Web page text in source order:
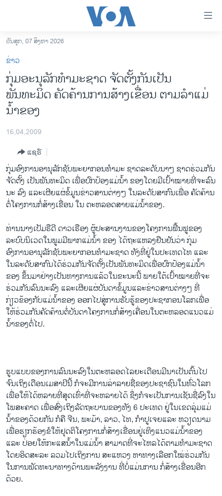
ເຂົ້າ
ຫາ
ຂ້າມ
ຂ້າມ
ຂ້າມ
ໄປ
ຫາ
ຊອກ
ລາວ
ອາເມຣິກາ
ການເລືອກຕັ້ງ ປະທານາທີບໍດີ ສະຫະລັດ 2024
ອິດສະຫຼະພາບດ້ານການຂ່າວ
ຊີວິດຊາວລາວ
ຊຸມຊົນຊາວລາວ
ວິທະຍາສາດ-ເທັກໂນໂລຈີ
ທຸລະກິດ
ພາສາອັງກິດ
ວີດີໂອ
ສຽງ
ລາຍການກະຈາຍສຽງ
ຕິດຕາມພວກເຮົາ ທີ່
ພາສາຕ່າງໆ
ວັນສຸກ, 07 ສິງຫາ 2026
ຂ່າວ
ກຸ່ມອະນຸລັກທຳມະຊາດ ຈັດຕັ້ງກັນເປັນ
ພັນທະມິດ ຄັດຄ້ານການສ້າງເຂື່ອນ ຕາມລຳແມ່
ນ້ຳຂອງ
16,04,2009
ແຊຣ໌
ກຸ່ມອົງ​ການອານຸລັກຊັບພະຍາກອນທຳມະ ຊາດລະດັບນາໆ ຊາດຮ່ວມກັນ
ຈັດຕັ້ງ ເປັນພັນທະມິດ ເພື່ອປົກປ້ອງແມ່ນ້ຳ ຂອງໂດຍມີເປົ້າໝາຍທີ່ຈະລົນ
ນະ ລົງ ແລະເຜີຍແຜ່ຂໍ້ມູນຂ່າວສານຕ່າງໆ ໃນລະດັບສາກົນເພື່ອ ຄັດຄ້ານ
ຕໍ່ໂຄງການກໍ່ສ້າງເຂື່ອນ ໃນ ຕະຫລອດສາຍແມ່ນ້ຳຂອງ.
ທ່ານ​ນາງ ​ເປັມຣືດີ​ ດາວ​ເຣືອງ ​ຜູ້​ປະສານ​ງານ​ຂອງ​ໂຄງການ​ຟື້ນຟູ​ຂອງ​
ລະບົບ​ນິ​ເວດ​ໃນພູມມີພາກ​ແມ່​ນ້ຳ ຂອງ ​ໄດ້​ຖະ​ແຫລ​ງຢືນຢັນ​ວ່າ ກຸ່ມ​
ອົງການ​ອານຸລັກ​ຊັບພະ​ຍາກ​ອນທຳ​ມະ​ຊາດ ທັງ​ທີ່ຢູ່​ໃນ​ປະ​ເທດ​ໄທ ​ແລະ ​
ໃນ​ລະດັບ​ສາ​ກົນ ​ໄດ້​ຮ່ວມ​ກັນ​ຈັດຕັ້ງ​ເປັນ​ພັນທະ​ມິດເພື່ອ​ປົກ​ປ້ອງ​ແມ່ນ້ຳ
ຂອງ ຂຶ້ນມາ​ຢ່າງ​ເປັນ​ທາງ​ການ​ແລ້ວ​ໃນ​ຂະນະ​ນີ້ ພາຍ​ໃຕ້ເ​ປົ້າໝາຍທີ່​ຈະ​
ຮ່ວມ​ກັນ​ລົນ​ນະ​ລົງ ​ແລະເຜີຍ​ແຜ່​ບັນດາ​ຂໍ້​ມູນ ​ແລະຂ່າວສານ​ຕ່າງໆ ທີ່​
ກ່ຽວຂ້ອງ​ກັບ​ແມ່ນ້ຳຂອງ ອອກ​ໄປ​ສູ່​ການ​ຮັບ​ຮູ້​ຂອງ​ປະຊາກອນ​ໂລກ ​ເພື່ອ​
ໃຫ້​ຮ່ວມ​ກັນ​ຄັດ​ຄ້ານ​ຕໍ່ບັນດາ​ໂຄງການ​ກໍ່ສ້າງ​ເຄື່ອນ​ໃນ​ຕະຫລອດແນວ​ແມ່
ນ້ຳຂອງຕໍ່​ໄປ.
ຮູບ​ແບບ​ຂອງ​ການ​ລົນ​ນະ​ລົງ​ໃນ​ຕະຫລອດ​ໄລຍະ​ເດືອນ​ມີນາເປັນຕົ້ນ​ໄປ​
ຈົນ ​ເຖິງ​ເດືອນເມສາປີນີ້ ກໍ​ຈະ​ມີ​ການ​ລ່າ​ລາຍ​ຊື່​ຂອງ​ປະຊາຊົນໃນ​ທົ່ວ​ໂລກ ​
ເພື່ອ​ໃຫ້​ໄດ້​ຫລາຍ​ທີ່​ສຸດ​ເທົ່າ​ທີ່​ຈະ​ຫລາຍ​ໄດ້ ຊຶ່ງ​ກໍ​ຈະ​ເປັນ​ການ​ເຊັນ​ຊື່ລົງ​ໃນ
ໂພສະຄາດ ​ເພື່ອ​ສົ່ງເຖິງ​ລັດຖະບານ​ຂອງ​ທັງ 6 ປະ​ເທດ ຢູ່​ໃນເຂດ​ລຸ່ມ​ແມ່
ນ້ຳຂອງ​ດ້ວຍ​ກັນ ກໍ​ຄື ຈີນ, ພະມ້າ, ລາວ, ​ໄທ, ກຳປູເຈຍ ​ແລະ ຫວຽດນາມ ​
ເພື່ອ​ຮຽກຮ້ອງ​ຂໍ​ໃຫ້​ຢຸດຕິ​ໂຄງການ​ກໍ່ສ້າງ​ເຂື່ອນ​ຢູ່​ເທິງ​ແນວ​ແມ່ນ້ຳຂອງ ​
ແລະ ປ່ອຍ​ໃຫ້​ກະ​ແສນ້ຳ​ໃນ​ແມ່ນໍ້າ ສາມາດ​ທີ່​ຈະ​ໄຫລ​ໄດ້​ຕາມ​ທຳ​ມະ​ຊາດ​
ໂດຍ​ອິດ​ສະລະ ລວມ​ໄປ​ເຖິງການ ສະ​ແຫວ​ງ ຫາ​ທາງ​ເລືອກ​ໃໝ່ຮ່ວມ​ກັນ ​
ໃນ​ການ​ພັດທະນາ​ທາງ​ດ້ານ​ພະລັງງານ ທີ່​ບໍ່​ແມ່ນ​ການ ກໍ່ສ້າງ​ເຂື່ອນ​ອີກ​
ດ້ວຍ.